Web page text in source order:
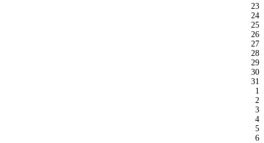
23
24
25
26
27
28
29
30
31
1
2
3
4
5
6